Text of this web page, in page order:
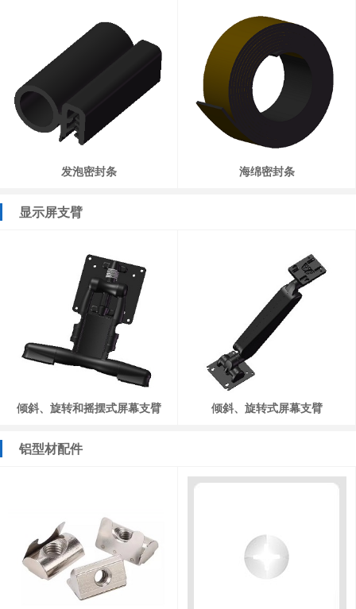
发泡密封条 海绵密封条
显示屏支臂
倾斜、旋转和摇摆式屏幕支臂 倾斜、旋转式屏幕支臂
铝型材配件